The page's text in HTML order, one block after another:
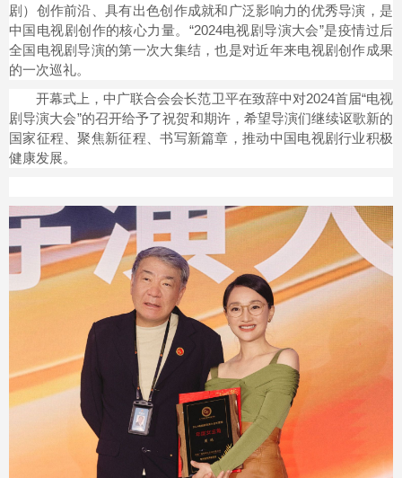
剧）创作前沿、具有出色创作成就和广泛影响力的优秀导演，是
中国电视剧创作的核心力量。“2024电视剧导演大会”是疫情过后
全国电视剧导演的第一次大集结，也是对近年来电视剧创作成果
的一次巡礼。
开幕式上，中广联合会会长范卫平在致辞中对2024首届“电视
剧导演大会”的召开给予了祝贺和期许，希望导演们继续讴歌新的
国家征程、聚焦新征程、书写新篇章，推动中国电视剧行业积极
健康发展。